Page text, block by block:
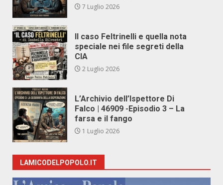
7 Luglio 2026
Il caso Feltrinelli e quella nota
speciale nei file segreti della
CIA
2 Luglio 2026
L’Archivio dell’Ispettore Di
Falco | 46909 -Episodio 3 – La
farsa e il fango
1 Luglio 2026
LAMICODELPOPOLO.IT